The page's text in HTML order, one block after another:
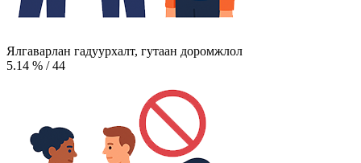
Ялгаварлан гадуурхалт, гутаан доромжлол
5.14 % /44